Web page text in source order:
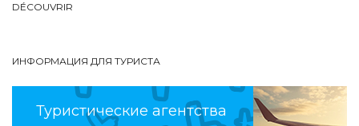
DÉCOUVRIR
ИНФОРМАЦИЯ ДЛЯ ТУРИСТА
Туристические агентства